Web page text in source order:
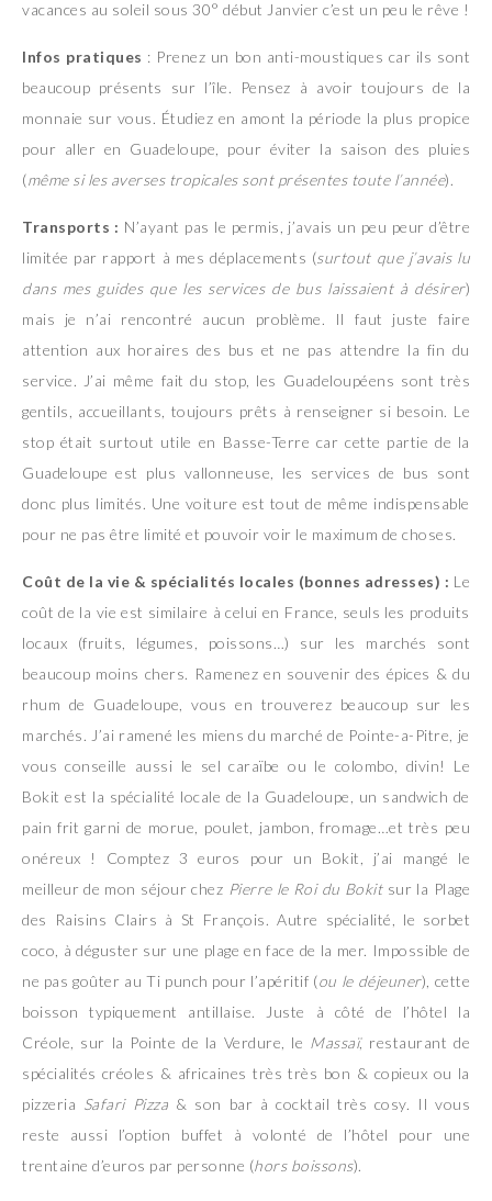
vacances au soleil sous 30° début Janvier c’est un peu le rêve !
Infos pratiques : Prenez un bon anti-moustiques car ils sont
beaucoup présents sur l’île. Pensez à avoir toujours de la
monnaie sur vous. Étudiez en amont la période la plus propice
pour aller en Guadeloupe, pour éviter la saison des pluies
(même si les averses tropicales sont présentes toute l’année).
Transports : N’ayant pas le permis, j’avais un peu peur d’être
limitée par rapport à mes déplacements (surtout que j’avais lu
dans mes guides que les services de bus laissaient à désirer)
mais je n’ai rencontré aucun problème. Il faut juste faire
attention aux horaires des bus et ne pas attendre la fin du
service. J’ai même fait du stop, les Guadeloupéens sont très
gentils, accueillants, toujours prêts à renseigner si besoin. Le
stop était surtout utile en Basse-Terre car cette partie de la
Guadeloupe est plus vallonneuse, les services de bus sont
donc plus limités. Une voiture est tout de même indispensable
pour ne pas être limité et pouvoir voir le maximum de choses.
Coût de la vie & spécialités locales (bonnes adresses) : Le
coût de la vie est similaire à celui en France, seuls les produits
locaux (fruits, légumes, poissons…) sur les marchés sont
beaucoup moins chers. Ramenez en souvenir des épices & du
rhum de Guadeloupe, vous en trouverez beaucoup sur les
marchés. J’ai ramené les miens du marché de Pointe-a-Pitre, je
vous conseille aussi le sel caraïbe ou le colombo, divin! Le
Bokit est la spécialité locale de la Guadeloupe, un sandwich de
pain frit garni de morue, poulet, jambon, fromage…et très peu
onéreux ! Comptez 3 euros pour un Bokit, j’ai mangé le
meilleur de mon séjour chez Pierre le Roi du Bokitsur la Plage
des Raisins Clairs à St François. Autre spécialité, le sorbet
coco, à déguster sur une plage en face de la mer. Impossible de
ne pas goûter au Ti punch pour l’apéritif (ou le déjeuner), cette
boisson typiquement antillaise. Juste à côté de l’hôtel la
Créole, sur la Pointe de la Verdure, le Massaï, restaurant de
spécialités créoles & africaines très très bon & copieux ou la
pizzeria Safari Pizza & son bar à cocktail très cosy. Il vous
reste aussi l’option buffet à volonté de l’hôtel pour une
trentaine d’euros par personne (hors boissons).